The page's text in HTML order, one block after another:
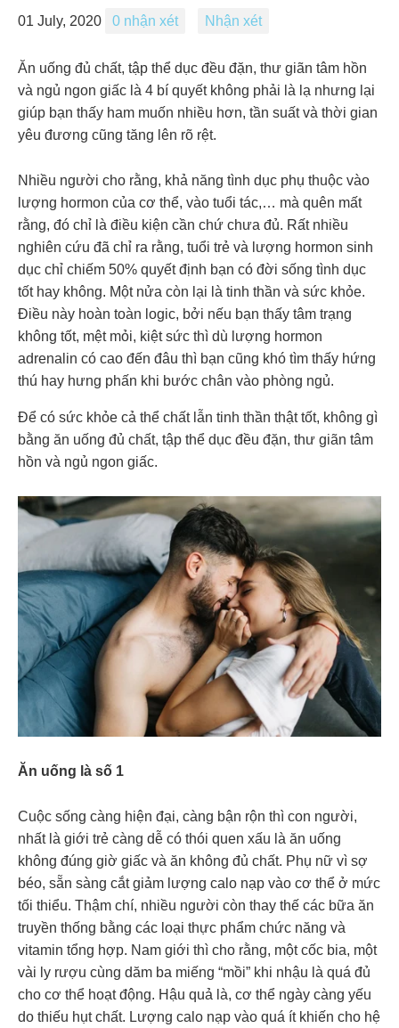
01 July, 2020 0 nhận xét Nhận xét
Ăn uống đủ chất, tập thể dục đều đặn, thư giãn tâm hồn
và ngủ ngon giấc là 4 bí quyết không phải là lạ nhưng lại
giúp bạn thấy ham muốn nhiều hơn, tần suất và thời gian
yêu đương cũng tăng lên rõ rệt.
Nhiều người cho rằng, khả năng tình dục phụ thuộc vào
lượng hormon của cơ thể, vào tuổi tác,… mà quên mất
rằng, đó chỉ là điều kiện cần chứ chưa đủ. Rất nhiều
nghiên cứu đã chỉ ra rằng, tuổi trẻ và lượng hormon sinh
dục chỉ chiếm 50% quyết định bạn có đời sống tình dục
tốt hay không. Một nửa còn lại là tinh thần và sức khỏe.
Điều này hoàn toàn logic, bởi nếu bạn thấy tâm trạng
không tốt, mệt mỏi, kiệt sức thì dù lượng hormon
adrenalin có cao đến đâu thì bạn cũng khó tìm thấy hứng
thú hay hưng phấn khi bước chân vào phòng ngủ.
Để có sức khỏe cả thể chất lẫn tinh thần thật tốt, không gì
bằng ăn uống đủ chất, tập thể dục đều đặn, thư giãn tâm
hồn và ngủ ngon giấc.
Ăn uống là số 1
Cuộc sống càng hiện đại, càng bận rộn thì con người,
nhất là giới trẻ càng dễ có thói quen xấu là ăn uống
không đúng giờ giấc và ăn không đủ chất. Phụ nữ vì sợ
béo, sẵn sàng cắt giảm lượng calo nạp vào cơ thể ở mức
tối thiểu. Thậm chí, nhiều người còn thay thế các bữa ăn
truyền thống bằng các loại thực phẩm chức năng và
vitamin tổng hợp. Nam giới thì cho rằng, một cốc bia, một
vài ly rượu cùng dăm ba miếng “mồi” khi nhậu là quá đủ
cho cơ thể hoạt động. Hậu quả là, cơ thể ngày càng yếu
do thiếu hụt chất. Lượng calo nạp vào quá ít khiến cho hệ